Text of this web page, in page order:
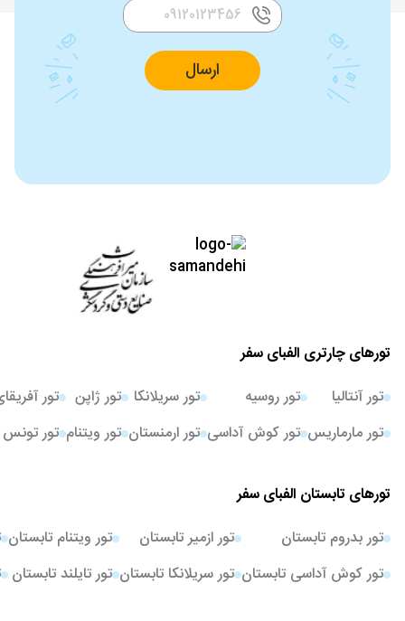
ارسال
تورهای چارتری الفبای سفر
تور آنتالیا
تور مارماریس
تور روسیه
تور کوش آداسی
تور سریلانکا
تور ارمنستان
تور ژاپن
تور ویتنام
تور
تور تونس
تورهای تابستان الفبای سفر
تور بدروم تابستان
تور کوش آداسی تابستان
تور ازمیر تابستان
تور سریلانکا تابستان
تور ویتنام تابستان
تور تایلند تابستان